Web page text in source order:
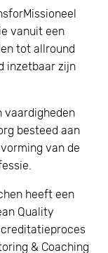
vanuit een
tot allround
inzetbaar zijn
vaardigheden
besteed aan
van de
heeft een
Quality
& Coaching